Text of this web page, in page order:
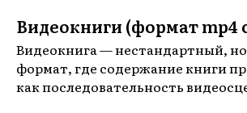
Видеокниги (формат mp4
Видеокнига — нестандартный,
формат, где содержание книги
как последовательность